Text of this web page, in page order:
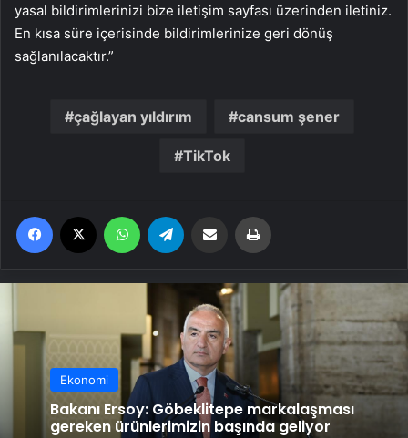
yasal bildirimlerinizi bize iletişim sayfası üzerinden iletiniz.
En kısa süre içerisinde bildirimlerinize geri dönüş
sağlanılacaktır.”
çağlayan yıldırım cansum şener
TikTok
Facebook WhatsApp Email'den paylaş
Ekonomi
Bakanı Ersoy: Göbeklitepe markalaşması
gereken ürünlerimizin başında geliyor